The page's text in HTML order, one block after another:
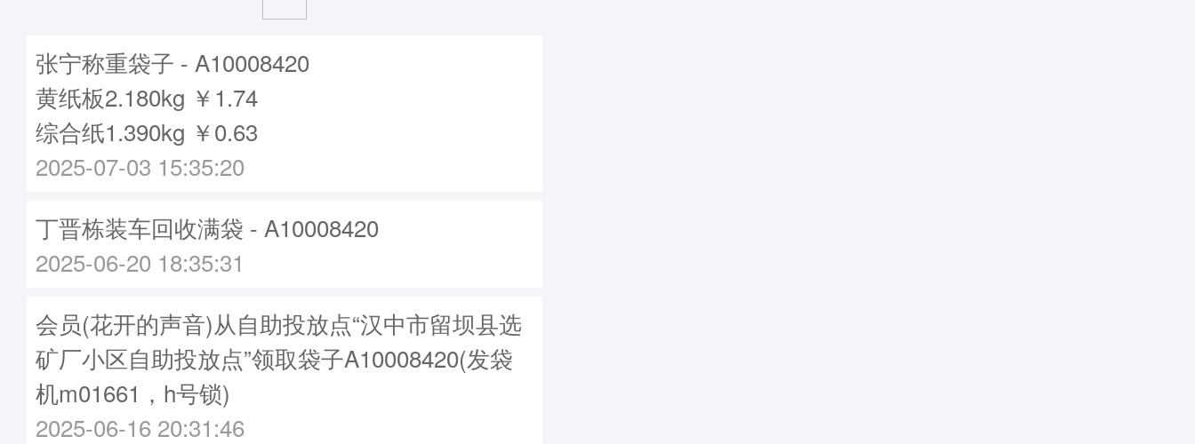
张宁称重袋子 - A10008420
黄纸板2.180kg ￥1.74
综合纸1.390kg ￥0.63
2025-07-03 15:35:20
丁晋栋装车回收满袋 - A10008420
2025-06-20 18:35:31
会员(花开的声音)从自助投放点“汉中市留坝县选
矿厂小区自助投放点”领取袋子A10008420(发袋
机m01661，h号锁)
2025-06-16 20:31:46